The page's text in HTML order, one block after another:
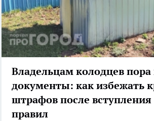
Владельцам колодцев пора
документы: как избежать
штрафов после
правил